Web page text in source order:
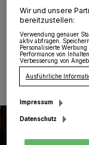
04.04.2022 ,
Wir und unsere
bereitzustellen:
Verwendung genauer
aktiv abfragen.
Personalisierte
Performance von
Verbesserung von
Ausführliche
Impressum
Datenschutz